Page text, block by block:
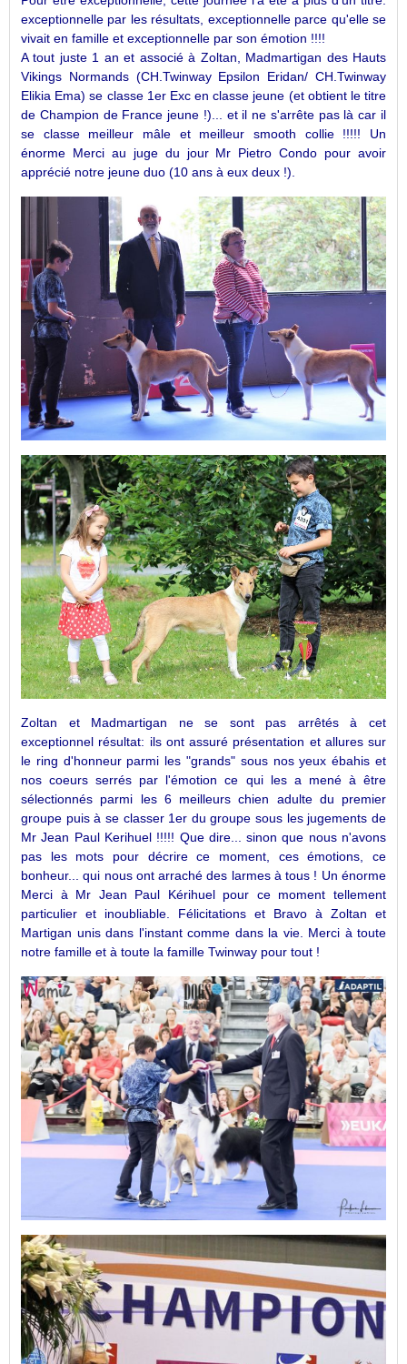
exceptionnelle par les résultats, exceptionnelle parce qu'elle se
vivait en famille et exceptionnelle par son émotion !!!!
A tout juste 1 an et associé à Zoltan, Madmartigan des Hauts
Vikings Normands (CH.Twinway Epsilon Eridan/ CH.Twinway
Elikia Ema) se classe 1er Exc en classe jeune (et obtient le titre
de Champion de France jeune !)... et il ne s'arrête pas là car il
se classe meilleur mâle et meilleur smooth collie !!!!! Un
énorme Merci au juge du jour Mr Pietro Condo pour avoir
apprécié notre jeune duo (10 ans à eux deux !).
Zoltan et Madmartigan ne se sont pas arrêtés à cet
exceptionnel résultat: ils ont assuré présentation et allures sur
le ring d'honneur parmi les "grands" sous nos yeux ébahis et
nos coeurs serrés par l'émotion ce qui les a mené à être
sélectionnés parmi les 6 meilleurs chien adulte du premier
groupe puis à se classer 1er du groupe sous les jugements de
Mr Jean Paul Kerihuel !!!!! Que dire... sinon que nous n'avons
pas les mots pour décrire ce moment, ces émotions, ce
bonheur... qui nous ont arraché des larmes à tous ! Un énorme
Merci à Mr Jean Paul Kérihuel pour ce moment tellement
particulier et inoubliable. Félicitations et Bravo à Zoltan et
Martigan unis dans l'instant comme dans la vie. Merci à toute
notre famille et à toute la famille Twinway pour tout !